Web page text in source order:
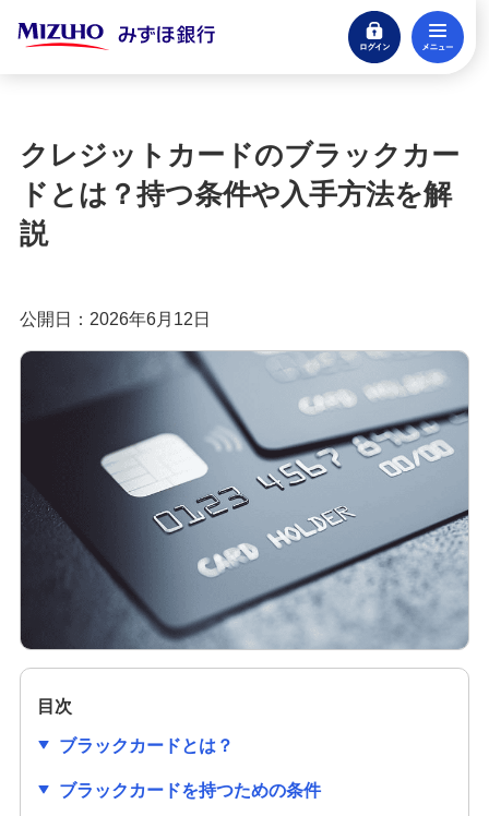
ログイン
閉じる
みずほ楽天カード（クレジットカード）
クレジットカードとは？種類やメリット・注意
点、審査の流れを分かりやすく解説
クレジットカードのポイント還元率とは？選び方
や効率良く貯めるコツを紹介
クレジットカードの年会費は？無料・有料のメリ
ットや選び方を分かりやすく解説
クレジットカードの作り方は？必要なものや初め
ての1枚を選ぶ際のポイントも解説
クレジットカードのセキュリティコードとは？役
割や確認方法、不正利用対策を解説
作り方、利用限度額についても解説
クレジットカードの審査項目は？時間や必要書
類、落ちる理由を解説
クレジットカードのブラックカー
ドとは？持つ条件や入手方法を解
説
公開日：2026年6月12日
目次
ブラックカードとは？
ブラックカードを持つための条件